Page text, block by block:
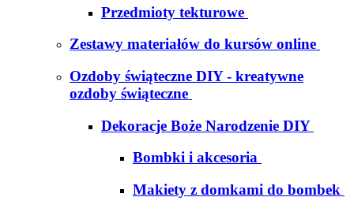
Przedmioty tekturowe
Zestawy materiałów do kursów online
Ozdoby świąteczne DIY - kreatywne
ozdoby świąteczne
Dekoracje Boże Narodzenie DIY
Bombki i akcesoria
Makiety z domkami do bombek